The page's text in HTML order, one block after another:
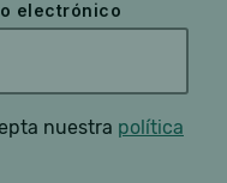
electrónico
nuestra política